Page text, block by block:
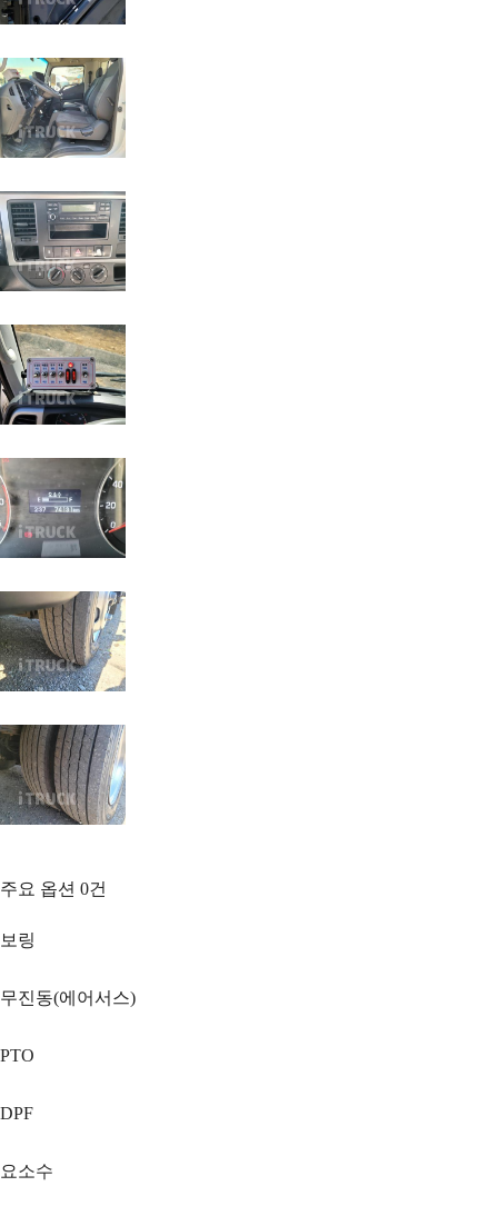
주요 옵션 0건
보링
무진동(에어서스)
PTO
DPF
요소수